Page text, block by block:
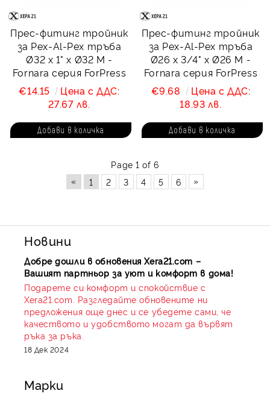
Прес-фитинг тройник
за Pex-Al-Pex тръба
Ø32 х 1" х Ø32 М -
Fornara серия ForPress
€14.15
Цена с ДДС:
27.67 лв.
Прес-фитинг тройник
за Pex-Al-Pex тръба
Ø26 х 3/4" х Ø26 М -
Fornara серия ForPress
€9.68
Цена с ДДС:
18.93 лв.
Page 1 of 6
«
1 2 3 4 5 6 »
Новини
Добре дошли в обновения Xera21.com –
Вашият партньор за уют и комфорт в дома!
Подарете си комфорт и спокойствие с
Xera21.com. Разгледайте обновените ни
предложения още днес и се убедете сами, че
качеството и удобството могат да вървят
ръка за ръка.
18 Дек 2024
Марки